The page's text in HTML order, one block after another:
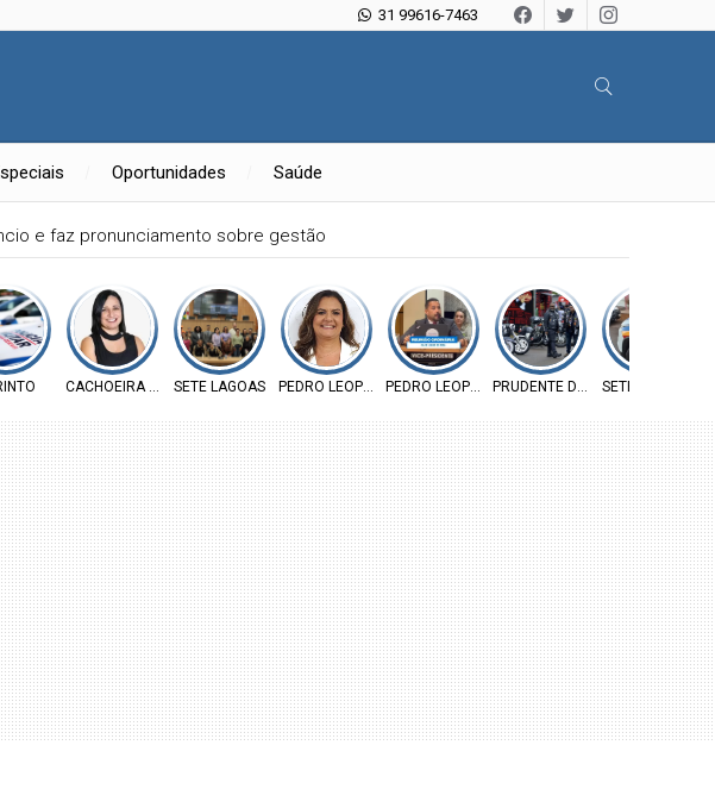
31 99616-7463
Oportunidades Saúde
e faz pronunciamento sobre gestão
CACHOEIRA DA PRATASETE LAGOAS PEDRO LEOPOLDOPEDRO LEOPOLDOPRUDENTE DE MORAISSETE LAGOAS